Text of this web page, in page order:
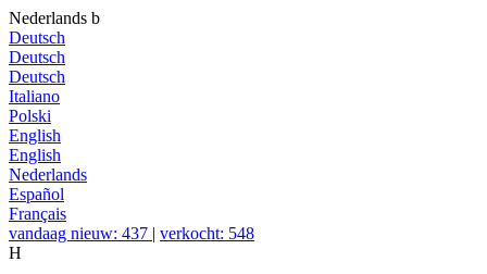
Nederlands b
Deutsch
Deutsch
Deutsch
Italiano
Polski
English
English
Nederlands
Español
Français
vandaag nieuw: 437 | verkocht: 548
H